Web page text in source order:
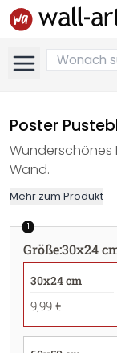
Poster
Wunderschönes
Wand.
Mehr zum Produkt
1
Größe:30x24
30x24 cm
9,99 €